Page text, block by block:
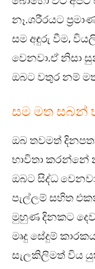
නෑ.ශරීරයට
සම අඳුරු වීම,
වෙනවා.ඒ නිසා
ඔබට වතුර නම්
සම මත සබන්
ඔබ තවමත්
භාවිතා
ඔබට සිද්ධ
පැල්ලම් සහිත
මුහුණ දිනකට
මෘදු සේදුම්
සැලකිලිමත් විය